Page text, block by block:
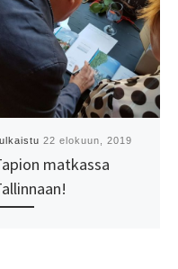
22 elokuun, 2019
matkassa